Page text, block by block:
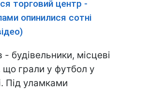
торговий центр -
опинилися сотні
будівельники, місцеві
що грали у футбол у
Під уламками